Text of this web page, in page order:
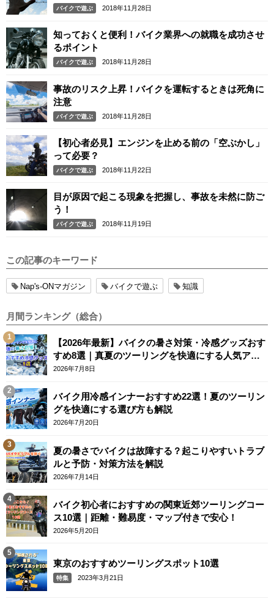
バイクで遊ぶ 2018年11月28日
知っておくと便利！バイク業界への就職を成功させ
るポイント
バイクで遊ぶ 2018年11月28日
事故のリスク上昇！バイクを運転するときは死角に
注意
バイクで遊ぶ 2018年11月28日
【初心者必見】エンジンを止める前の「空ぶかし」
って必要？
バイクで遊ぶ 2018年11月22日
目が原因で起こる現象を把握し、事故を未然に防ご
う！
バイクで遊ぶ 2018年11月19日
この記事のキーワード
Nap's-ONマガジン バイクで遊ぶ 知識
月間ランキング（総合）
【2026年最新】バイクの暑さ対策・冷感グッズおす
すめ8選｜真夏のツーリングを快適にする人気アイ
テム
2026年7月8日
バイク用冷感インナーおすすめ22選！夏のツーリン
グを快適にする選び方も解説
2026年7月20日
夏の暑さでバイクは故障する？起こりやすいトラブ
ルと予防・対策方法を解説
2026年7月14日
バイク初心者におすすめの関東近郊ツーリングコー
ス10選｜距離・難易度・マップ付きで安心！
2026年5月20日
東京のおすすめツーリングスポット10選
特集 2023年3月21日